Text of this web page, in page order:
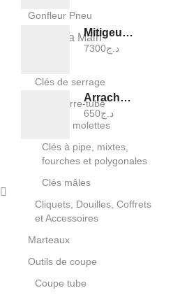
Gonfleur Pneu
Outillage a Main
Clés de serrage
Clé serre-tube
Clés à molettes
Clés à pipe, mixtes,
fourches et polygonales
Clés mâles
Cliquets, Douilles, Coffrets
et Accessoires
Marteaux
Outils de coupe
Coupe tube
Mitigeur bain douche - TSLBM31001
د.ج7300
Arrache-clou 8OZ - THT7386
د.ج650